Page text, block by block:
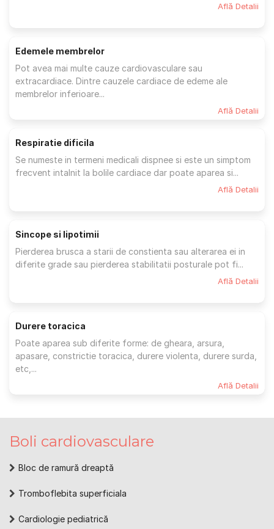
Află Detalii
Edemele membrelor
Pot avea mai multe cauze cardiovasculare sau
extracardiace. Dintre cauzele cardiace de edeme ale
membrelor inferioare...
Află Detalii
Respiratie dificila
Se numeste in termeni medicali dispnee si este un simptom
frecvent intalnit la bolile cardiace dar poate aparea si...
Află Detalii
Sincope si lipotimii
Pierderea brusca a starii de constienta sau alterarea ei in
diferite grade sau pierderea stabilitatii posturale pot fi...
Află Detalii
Durere toracica
Poate aparea sub diferite forme: de gheara, arsura,
apasare, constrictie toracica, durere violenta, durere surda,
etc,...
Află Detalii
Boli cardiovasculare
Bloc de ramură dreaptă
Tromboflebita superficiala
Cardiologie pediatrică